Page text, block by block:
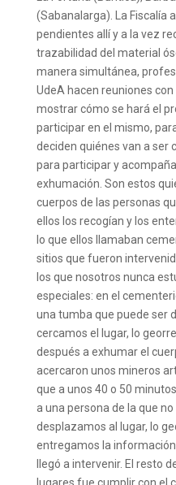
(Sabanalarga). La Fiscalía
pendientes allí y a la vez
trazabilidad del material
manera simultánea,
UdeA hacen reuniones
mostrar cómo se hará el
participar en el mismo,
deciden quiénes van a ser
para participar y
exhumación. Son estos
cuerpos de las personas
ellos los recogían y los
lo que ellos llamaban
sitios que fueron
los que nosotros nunca
especiales: en el
una tumba que puede ser
cercamos el lugar, lo
después a exhumar el
acercaron unos mineros
que a unos 40 o 50
a una persona de la que
desplazamos al lugar, lo
entregamos la información
llegó a intervenir. El resto